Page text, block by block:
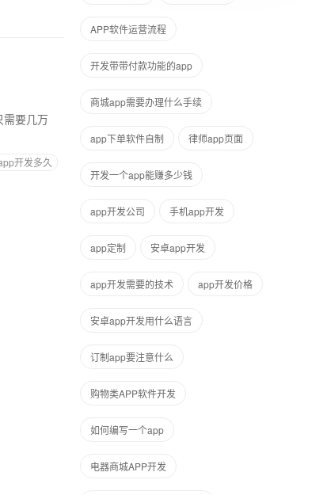
开发多久
APP软件运营流程
开发带带付款功能的app
商城app需要办理什么手续
app下单软件自制 律师app页面
开发一个app能赚多少钱
app开发公司 手机app开发
app定制 安卓app开发
app开发需要的技术 app开发价格
安卓app开发用什么语言
订制app要注意什么
购物类APP软件开发
如何编写一个app
电器商城APP开发